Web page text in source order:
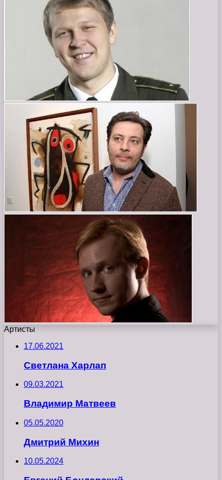
Артисты
17.06.2021
Светлана Харлап
09.03.2021
Владимир Матвеев
05.05.2020
Дмитрий Михин
10.05.2024